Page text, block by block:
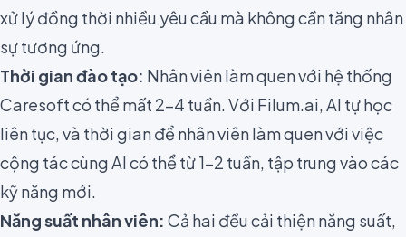
xử lý đồng thời nhiều yêu cầu mà không cần tăng nhân
sự tương ứng.
Thời gian đào tạo: Nhân viên làm quen với hệ thống
Caresoft có thể mất 2-4 tuần. Với Filum.ai, AI tự học
liên tục, và thời gian để nhân viên làm quen với việc
cộng tác cùng AI có thể từ 1-2 tuần, tập trung vào các
kỹ năng mới.
Năng suất nhân viên: Cả hai đều cải thiện năng suất,